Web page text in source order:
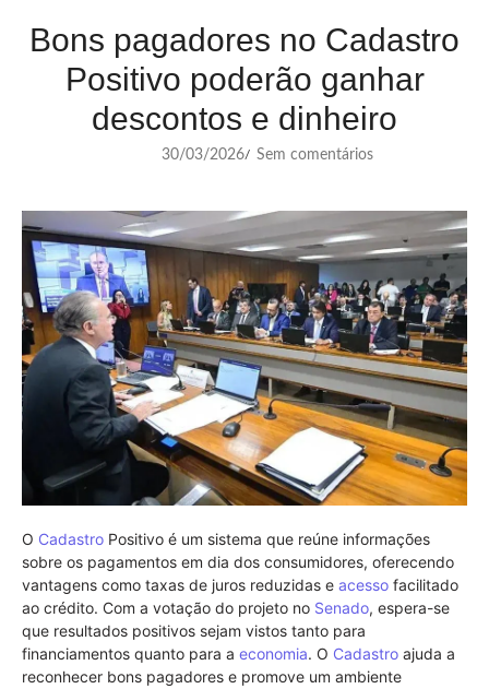
Bons pagadores no Cadastro
Positivo poderão ganhar
descontos e dinheiro
30/03/2026/ Sem comentários
O Cadastro Positivo é um sistema que reúne informações
sobre os pagamentos em dia dos consumidores, oferecendo
vantagens como taxas de juros reduzidas e acesso facilitado
ao crédito. Com a votação do projeto no Senado, espera-se
que resultados positivos sejam vistos tanto para
financiamentos quanto para a economia. O Cadastro ajuda a
reconhecer bons pagadores e promove um ambiente